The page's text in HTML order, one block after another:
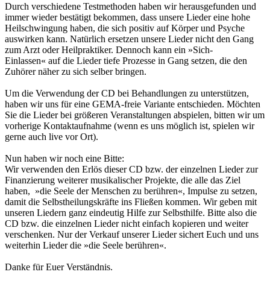
Durch verschiedene Testmethoden haben wir herausgefunden und
immer wieder bestätigt bekommen, dass unsere Lieder eine hohe
Heilschwingung haben, die sich positiv auf Körper und Psyche
auswirken kann. Natürlich ersetzen unsere Lieder nicht den Gang
zum Arzt oder Heilpraktiker. Dennoch kann ein »Sich-
Einlassen« auf die Lieder tiefe Prozesse in Gang setzen, die den
Zuhörer näher zu sich selber bringen.
Um die Verwendung der CD bei Behandlungen zu unterstützen,
haben wir uns für eine GEMA-freie Variante entschieden. Möchten
Sie die Lieder bei größeren Veranstaltungen abspielen, bitten wir um
vorherige Kontaktaufnahme (wenn es uns möglich ist, spielen wir
gerne auch live vor Ort).
Nun haben wir noch eine Bitte:
Wir verwenden den Erlös dieser CD bzw. der einzelnen Lieder zur
Finanzierung weiterer musikalischer Projekte, die alle das Ziel
haben, »die Seele der Menschen zu berühren«, Impulse zu setzen,
damit die Selbstheilungskräfte ins Fließen kommen. Wir geben mit
unseren Liedern ganz eindeutig Hilfe zur Selbsthilfe. Bitte also die
CD bzw. die einzelnen Lieder nicht einfach kopieren und weiter
verschenken. Nur der Verkauf unserer Lieder sichert Euch und uns
weiterhin Lieder die »die Seele berühren«.
Danke für Euer Verständnis.